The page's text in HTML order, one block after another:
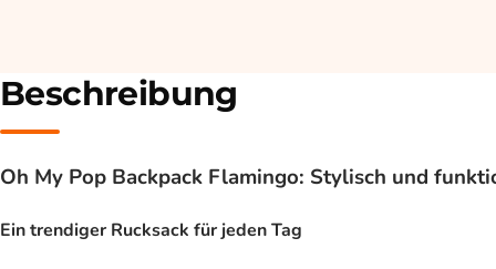
Beschreibung
Oh My Pop Backpack Flamingo: Stylisch und
Ein trendiger Rucksack für jeden Tag